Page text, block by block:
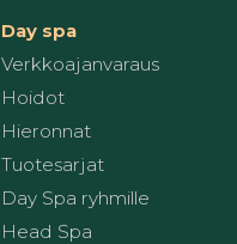
Day spa
Verkkoajanvaraus
Hoidot
Hieronnat
Tuotesarjat
Day Spa ryhmille
Head Spa